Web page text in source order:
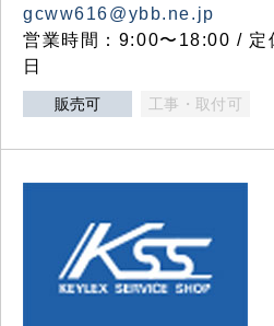
gcww616@ybb.ne.jp
営業時間：9:00〜18:00 / 定
日
販売可 工事・取付可